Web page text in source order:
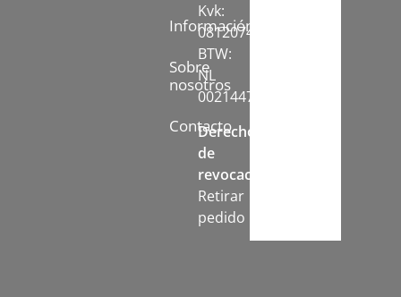
Información
Sobre
nosotros
Contacto
Kvk:
08120742
BTW:
NL
002144778B71
Derecho
de
revocación:
Retirar
pedido